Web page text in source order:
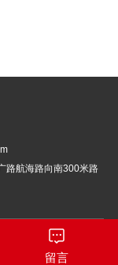
路航海路向南300米路
营业执照
留言